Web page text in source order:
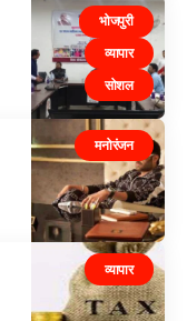
भोजपुरी
व्यापार
सोशल
मनोरंजन
व्यापार